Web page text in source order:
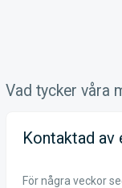
Vad tycker våra
Kontaktad
För några veckor